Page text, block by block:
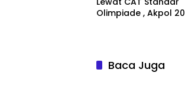
Olimpiade , Akpol
Baca Juga